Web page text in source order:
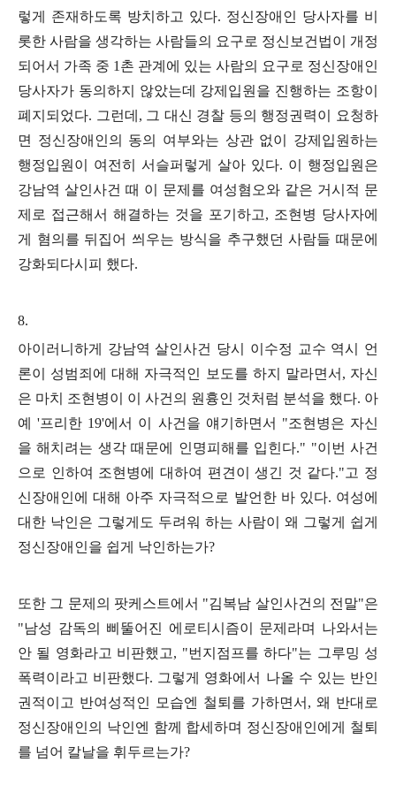
렇게 존재하도록 방치하고 있다. 정신장애인 당사자를 비
롯한 사람을 생각하는 사람들의 요구로 정신보건법이 개정
되어서 가족 중 1 촌 관계에 있는 사람의 요구로 정신장애인
당사자가 동의하지 않았는데 강제입원을 진행하는 조항이
폐지되었다. 그런데 , 그 대신 경찰 등의 행정권력이 요청하
면 정신장애인의 동의 여부와는 상관 없이 강제입원하는
행정입원이 여전히 서슬퍼렇게 살아 있다. 이 행정입원은
강남역 살인사건 때 이 문제를 여성혐오와 같은 거시적 문
제로 접근해서 해결하는 것을 포기하고, 조현병 당사자에
게 혐의를 뒤집어 씌우는 방식을 추구했던 사람들 때문에
강화되다시피 했다.
8.
아이러니하게 강남역 살인사건 당시 이수정 교수 역시 언
론이 성범죄에 대해 자극적인 보도를 하지 말라면서 , 자신
은 마치 조현병이 이 사건의 원흉인 것처럼 분석을 했다. 아
예'프리한 19'에서 이 사건을 얘기하면서 "조현병은 자신
을 해치려는 생각 때문에 인명피해를 입힌다." "이번 사건
으로 인하여 조현병에 대하여 편견이 생긴 것 같다."고 정
신장애인에 대해 아주 자극적으로 발언한 바 있다. 여성에
대한 낙인은 그렇게도 두려워 하는 사람이 왜 그렇게 쉽게
정신장애인을 쉽게 낙인하는가?
또한 그 문제의 팟케스트에서 "김복남 살인사건의 전말"은
"남성 감독의 삐뚤어진 에로티시즘이 문제라며 나와서는
안 될 영화라고 비판했고, "번지점프를 하다"는 그루밍 성
폭력이라고 비판했다. 그렇게 영화에서 나올 수 있는 반인
권적이고 반여성적인 모습엔 철퇴를 가하면서 , 왜 반대로
정신장애인의 낙인엔 함께 합세하며 정신장애인에게 철퇴
를 넘어 칼날을 휘두르는가?